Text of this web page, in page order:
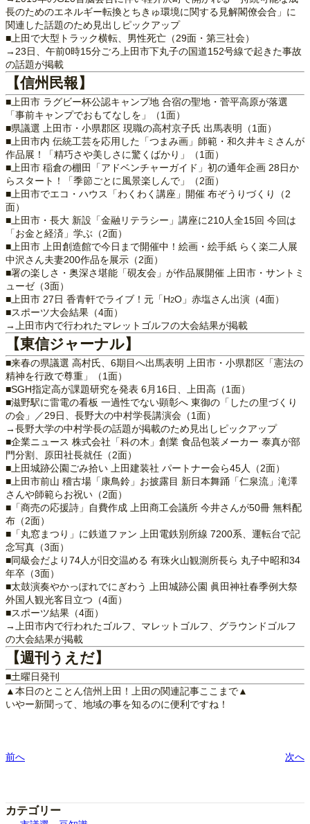
長のためのエネルギー転換とちきゅ環境に関する見解閣僚会合」に
関連した話題のため見出しピックアップ
■上田で大型トラック横転、男性死亡（29面・第三社会）
→23日、午前0時15分ごろ上田市下丸子の国道152号線で起きた事故
の話題が掲載
【信州民報】
■上田市 ラグビー杯公認キャンプ地 合宿の聖地・菅平高原が落選
「事前キャンプでおもてなしを」（1面）
■県議選 上田市・小県郡区 現職の高村京子氏 出馬表明（1面）
■上田市内 伝統工芸を応用した「つまみ画」師範・和久井キミさんが
作品展！「精巧さや美しさに驚くばかり」（1面）
■上田市 稲倉の棚田「アドベンチャーガイド」初の通年企画 28日か
らスタート！「季節ごとに風景楽しんで」（2面）
■上田市でエコ・ハウス「わくわく講座」開催 布ぞうりづくり（2
面）
■上田市・長大 新設「金融リテラシー」講座に210人全15回 今回は
「お金と経済」学ぶ（2面）
■上田市 上田創造館で今日まで開催中！絵画・絵手紙 らく楽二人展
中沢さん夫妻200作品を展示（2面）
■署の楽しさ・奥深さ堪能「硯友会」が作品展開催 上田市・サントミ
ューゼ（3面）
■上田市 27日 香青軒でライブ！元「H2O」赤塩さん出演（4面）
■スポーツ大会結果（4面）
→上田市内で行われたマレットゴルフの大会結果が掲載
【東信ジャーナル】
■来春の県議選 高村氏、6期目へ出馬表明 上田市・小県郡区「憲法の
精神を行政で尊重」（1面）
■SGH指定高が課題研究を発表 6月16日、上田高（1面）
■滋野駅に雷電の看板 一過性でない顕彰へ 東御の「したの里づくり
の会」／29日、長野大の中村学長講演会（1面）
→長野大学の中村学長の話題が掲載のため見出しピックアップ
■企業ニュース 株式会社「科の木」創業 食品包装メーカー 泰真が部
門分割、原田社長就任（2面）
■上田城跡公園ごみ拾い 上田建装社 パートナー会ら45人（2面）
■上田市前山 稽古場「康鳥鈴」お披露目 新日本舞踊「仁泉流」滝澤
さんや師範らお祝い（2面）
■「商売の応援詩」自費作成 上田商工会議所 今井さんが50冊 無料配
布（2面）
■「丸窓まつり」に鉄道ファン 上田電鉄別所線 7200系、運転台で記
念写真（3面）
■同級会だより74人が旧交温める 有珠火山観測所長ら 丸子中昭和34
年卒（3面）
■太鼓演奏やかっぽれでにぎわう 上田城跡公園 眞田神社春季例大祭
外国人観光客目立つ（4面）
■スポーツ結果（4面）
→上田市内で行われたゴルフ、マレットゴルフ、グラウンドゴルフ
の大会結果が掲載
【週刊うえだ】
■土曜日発刊
▲本日のとことん信州上田！上田の関連記事ここまで▲
いやー新聞って、地域の事を知るのに便利ですね！
前へ 次へ
カテゴリー